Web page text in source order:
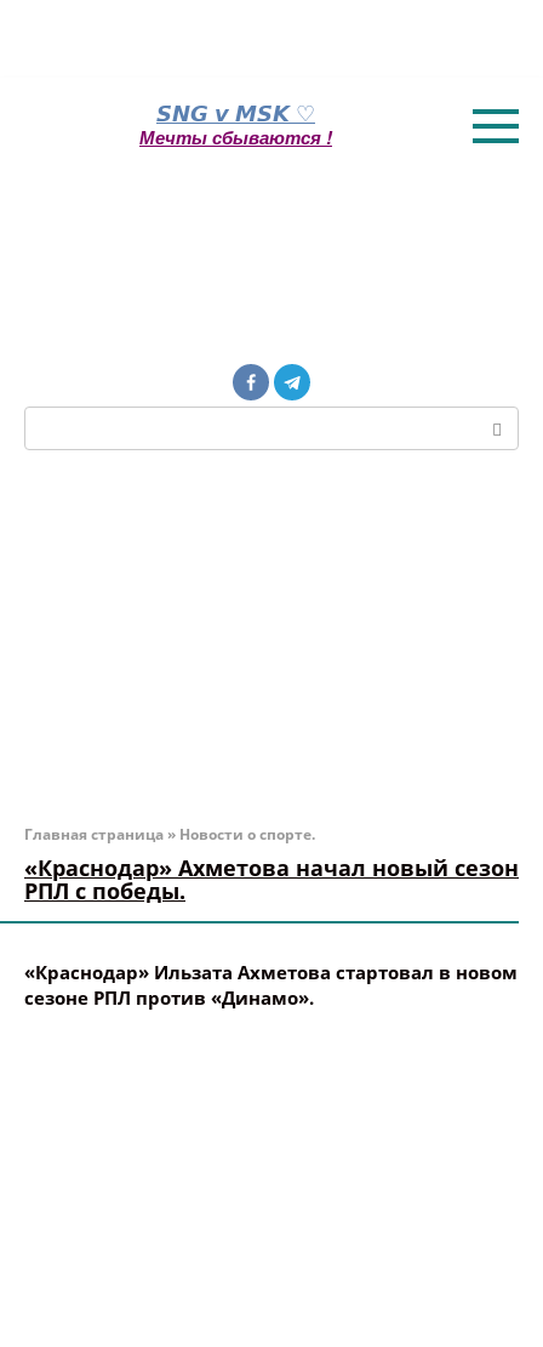
𝙎𝙉𝙂 𝙫 𝙈𝙎𝙆 ♡
Мечты сбываются !
Поиск:
Главная страница » Новости о спорте.
«Краснодар» Ахметова начал новый сезон
РПЛ с победы.
«Краснодар» Ильзата Ахметова стартовал в новом
сезоне РПЛ против «Динамо».